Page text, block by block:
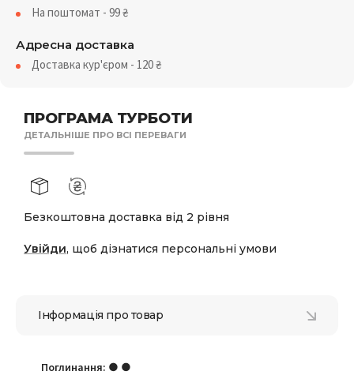
ПРОГРАМА ТУРБОТИ
ДЕТАЛЬНІШЕ ПРО ВСІ ПЕРЕВАГИ
Безкоштовна доставка від 2 рівня
Увійди, щоб дізнатися персональні умови
На поштомат - 99₴
Адресна доставка
Доставка кур'єром - 120₴
Інформація про товар
Поглинання: ● ●